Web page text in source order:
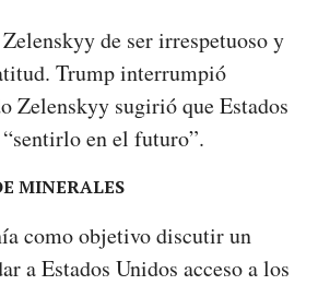
de ser irrespetuoso y
Trump interrumpió
Zelenskyy sugirió que Estados
en el futuro”.
MINERALES
como objetivo discutir un
a Estados Unidos acceso a los